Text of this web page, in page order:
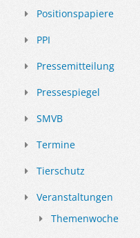
Positionspapiere
PPI
Pressemitteilung
Pressespiegel
SMVB
Termine
Tierschutz
Veranstaltungen
Themenwoche